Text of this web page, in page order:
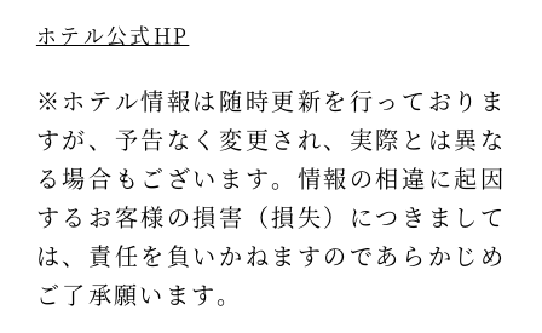
ホテル公式HP
※ホテル情報は随時更新を行っておりま
すが、予告なく変更され、実際とは異な
る場合もございます。情報の相違に起因
するお客様の損害（損失）につきまして
は、責任を負いかねますのであらかじめ
ご了承願います。